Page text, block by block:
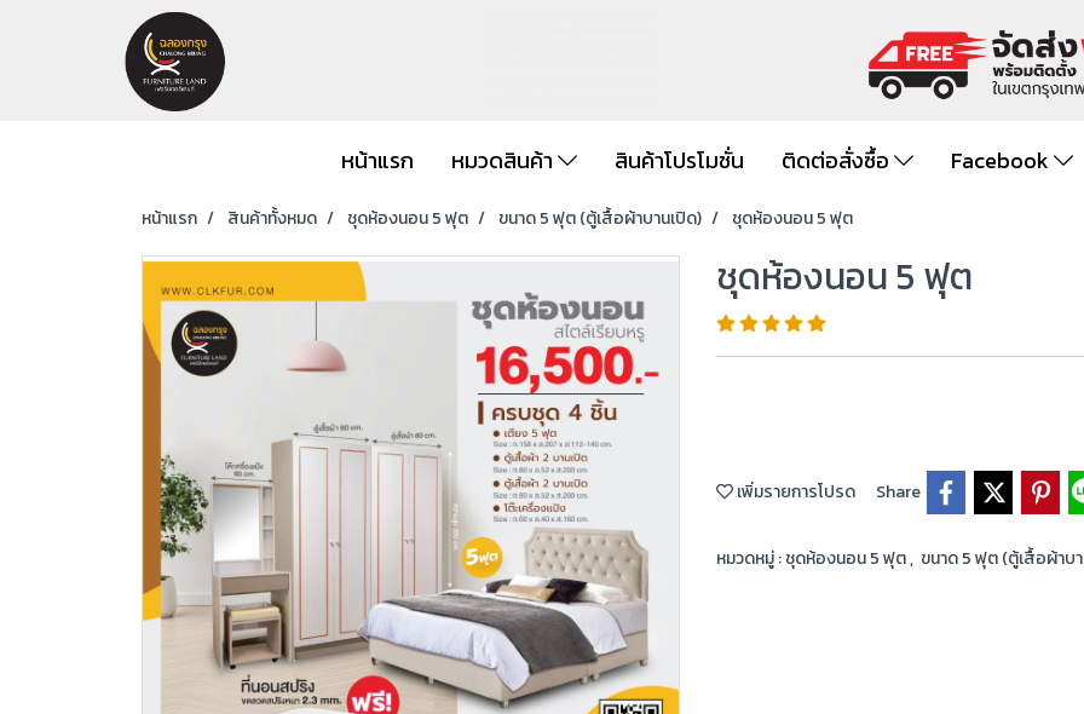
หน้าแรก หมวดสินค้า สินค้าโปรโมชั่น ติดต่อสั่งซื้อ Facebook
หน้าแรก สินค้าทั้งหมด ชุดห้องนอน 5 ฟุต ขนาด 5 ฟุต (ตู้เสื้อผ้าบานเปิด) ชุดห้องนอน 5 ฟุต
ชุดห้องนอน 5 ฟุต
เพิ่มรายการโปรด Share
หมวดหมู่ :ชุดห้องนอน 5 ฟุต, ขนาด 5 ฟุต (ตู้เสื้อผ้าบ